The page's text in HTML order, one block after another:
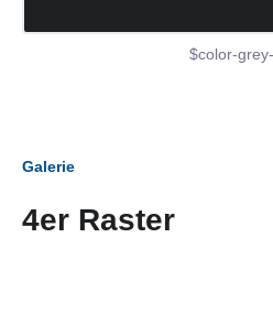
$color-
Galerie
4er Raster